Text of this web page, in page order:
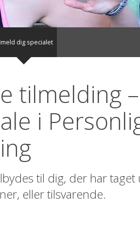
dig specialet
tilmelding –
i
til dig, der har
eller tilsvarende.